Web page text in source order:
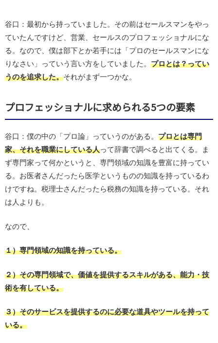
谷口：最初から持っていました。その前はセールスマンをやっ
ていたんですけど、営業、セールスのプロフェッショナルにな
る。なので、僕は部下とか若手には「プロのセールスマンにな
りなさい」っていう言い方をしていました。 プロとは？ってい
うのを追求した。それがまず一つかな。
プロフェッショナルに求められる5つの要素
谷口：僕の中の「プロ論」っていうのがある。 プロとは専門
家、それを職業にしている人って辞書で調べると出てくる。ま
ず専門家って何かというと、専門領域の知識を豊富に持ってい
る。お医者さんだったら医学というものの知識を持っているわ
けですね。税理士さんだったら税務の知識を持っている。それ
は人よりも。
なので、
１）専門領域の知識を持っている。
２）その専門領域で、価値を提供するスキルがある、能力・技
術を有している。
３）そのサービスを提供するのに必要な道具やツールを持って
いる。